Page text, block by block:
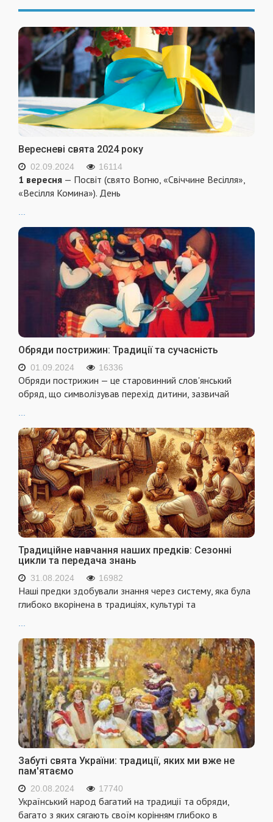
Вересневі свята 2024 року
02.09.2024 16114
1 вересня — Посвіт (свято Вогню, «Свіччине Весілля»,
«Весілля Комина»). День
...
Обряди пострижин: Традиції та сучасність
01.09.2024 16336
Обряди пострижин — це старовинний слов'янський
обряд, що символізував перехід дитини, зазвичай
Традиційне навчання наших предків: Сезонні
цикли та передача знань
31.08.2024 16982
Наші предки здобували знання через систему, яка була
глибоко вкорінена в традиціях, культурі та
Забуті свята України: традиції, яких ми вже не
пам'ятаємо
20.08.2024 17740
Український народ багатий на традиції та обряди,
багато з яких сягають своїм корінням глибоко в